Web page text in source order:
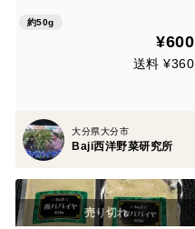
約50g
¥600
送料 ¥360
大分県大分市
Baji西洋野菜研究所